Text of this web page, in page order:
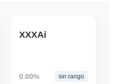
XXXAi
0.00% sin rango